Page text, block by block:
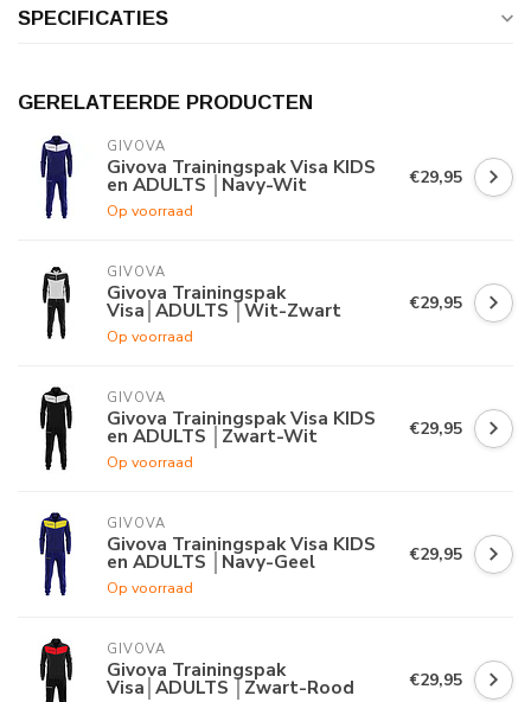
SPECIFICATIES
GERELATEERDE PRODUCTEN
GIVOVA
Givova Trainingspak Visa KIDS
en ADULTS │Navy-Wit
Op voorraad
€29,95
GIVOVA
Givova Trainingspak
Visa│ADULTS │Wit-Zwart
Op voorraad
€29,95
GIVOVA
Givova Trainingspak Visa KIDS
en ADULTS │Zwart-Wit
Op voorraad
€29,95
GIVOVA
Givova Trainingspak Visa KIDS
en ADULTS │Navy-Geel
Op voorraad
€29,95
GIVOVA
Givova Trainingspak
Visa│ADULTS │Zwart-Rood €29,95